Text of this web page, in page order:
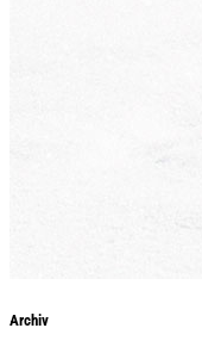
Archiv